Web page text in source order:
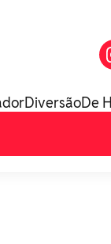
DiversãoDe